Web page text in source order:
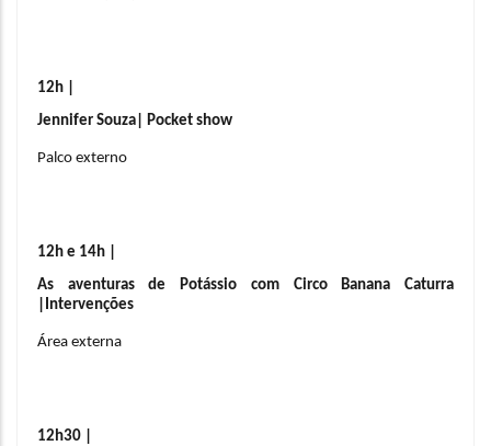
12h |
Jennifer Souza| Pocket show
Palco externo
12h e 14h |
As aventuras de Potássio com Circo Banana Caturra
|Intervenções
Área externa
12h30 |